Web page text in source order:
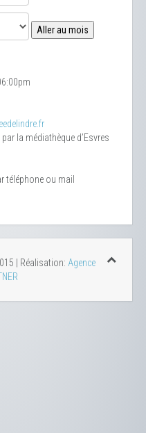
Aller au mois
la médiathèque d’Esvres
téléphone ou mail
| Réalisation: Agence